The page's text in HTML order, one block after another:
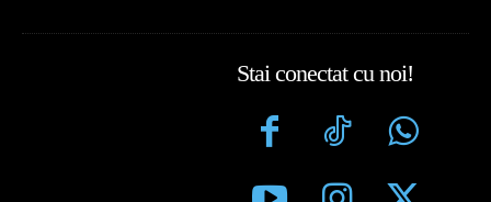
Stai conectat cu noi!